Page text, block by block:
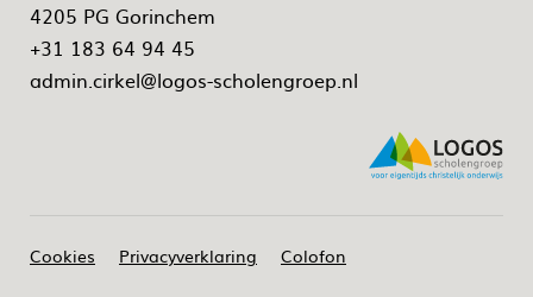
4205 PG Gorinchem
+31 183 64 94 45
admin.cirkel@logos-scholengroep.nl
Cookies Privacyverklaring Colofon